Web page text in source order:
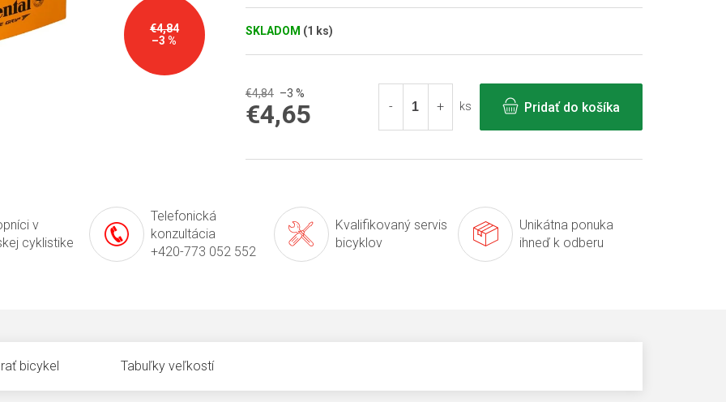
€4,84
–3 %
SKLADOM (1 ks)
€4,84 –3 %
€4,65 ks Pridať do košíka
v
cyklistike
Telefonická
konzultácia
+420-773 052 552
Kvalifikovaný servis
bicyklov
Unikátna ponuka
ihneď k odberu
bicykel Tabuľky veľkostí